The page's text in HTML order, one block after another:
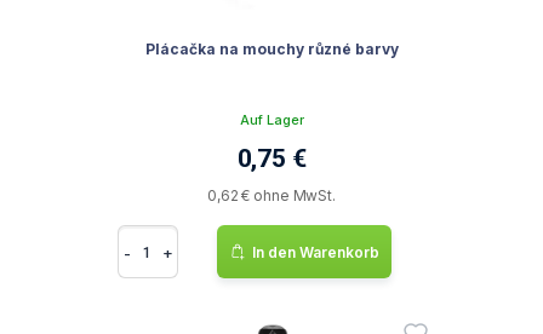
Plácačka na mouchy různé barvy
Auf Lager
0,75 €
0,62 € ohne MwSt.
- + In den Warenkorb